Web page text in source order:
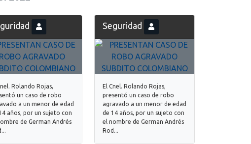
Rolando Rojas,
un caso de robo
a un menor de edad
años, por un sujeto con
de German Andrés
Seguridad
El Cnel. Rolando Rojas,
presentó un caso de robo
agravado a un menor de edad
de 14 años, por un sujeto con
el nombre de German Andrés
Rod...